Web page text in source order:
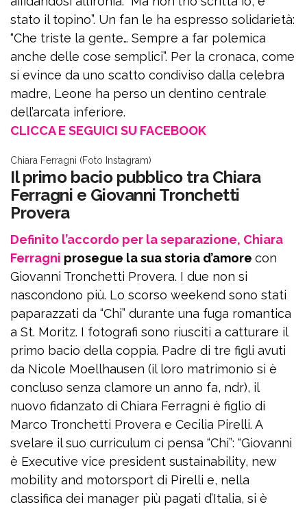
stato il topino”. Un fan le ha espresso solidarietà:
“Che triste la gente… Sempre a far polemica
anche delle cose semplici”. Per la cronaca, come
si evince da uno scatto condiviso dalla celebra
madre, Leone ha perso un dentino centrale
dell’arcata inferiore.
CLICCA E SEGUICI SU FACEBOOK
Chiara Ferragni (Foto Instagram)
Il primo bacio pubblico tra Chiara
Ferragni e Giovanni Tronchetti
Provera
Definito l’accordo per la separazione, Chiara
Ferragni prosegue la sua storia d’amore con
Giovanni Tronchetti Provera. I due non si
nascondono più. Lo scorso weekend sono stati
paparazzati da “Chi” durante una fuga romantica
a St. Moritz. I fotografi sono riusciti a catturare il
primo bacio della coppia. Padre di tre figli avuti
da Nicole Moellhausen (il loro matrimonio si è
concluso senza clamore un anno fa, ndr), il
nuovo fidanzato di Chiara Ferragni è figlio di
Marco Tronchetti Provera e Cecilia Pirelli. A
svelare il suo curriculum ci pensa “Chi”: “Giovanni
è Executive vice president sustainability, new
mobility and motorsport di Pirelli e, nella
classifica dei manager più pagati d’Italia, si è